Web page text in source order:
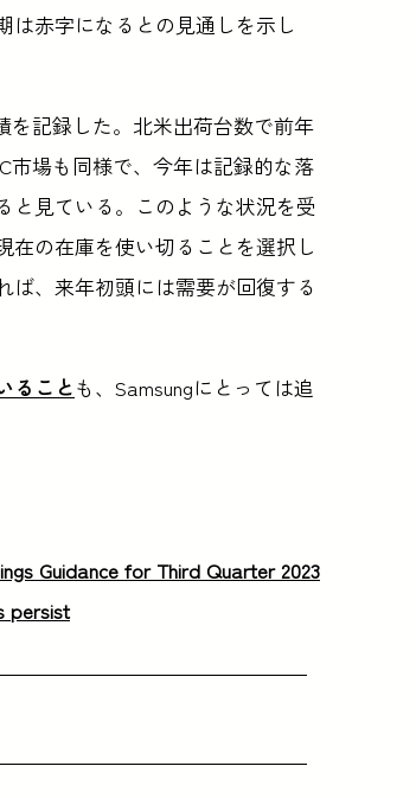
は赤字になるとの見通しを示し
を記録した。北米出荷台数で前年
市場も同様で、今年は記録的な落
と見ている。このような状況を受
在の在庫を使い切ることを選択し
ば、来年初頭には需要が回復する
ることも、Samsungにとっては追
Guidance for Third Quarter 2023
persist